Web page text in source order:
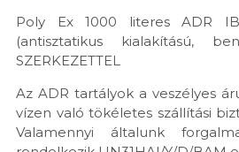
Poly Ex 1000 literes ADR
(antisztatikus kialakítású,
SZERKEZETTEL
Az ADR tartályok a veszélyes
vízen való tökéletes szállítási
Valamennyi általunk